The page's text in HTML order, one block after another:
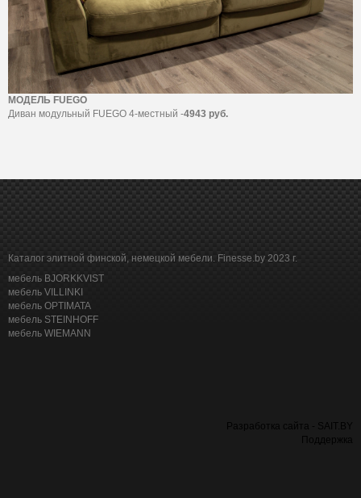
МОДЕЛЬ FUEGO
Диван модульный FUEGO 4-местный -4943 руб.
Каталог элитной финской, немецкой мебели. Finesse.by 2023 г.
мебель BJORKKVIST
мебель VILLINKI
мебель OPTIMATA
мебель STEINHOFF
мебель WIEMANN
Разработка сайта - SAIT.BY
Поддержка